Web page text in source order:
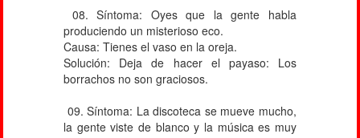
08. Síntoma: Oyes que la gente habla
produciendo un misterioso eco.
Causa: Tienes el vaso en la oreja.
Solución: Deja de hacer el payaso: Los
borrachos no son graciosos.
09. Síntoma: La discoteca se mueve mucho,
la gente viste de blanco y la música es muy